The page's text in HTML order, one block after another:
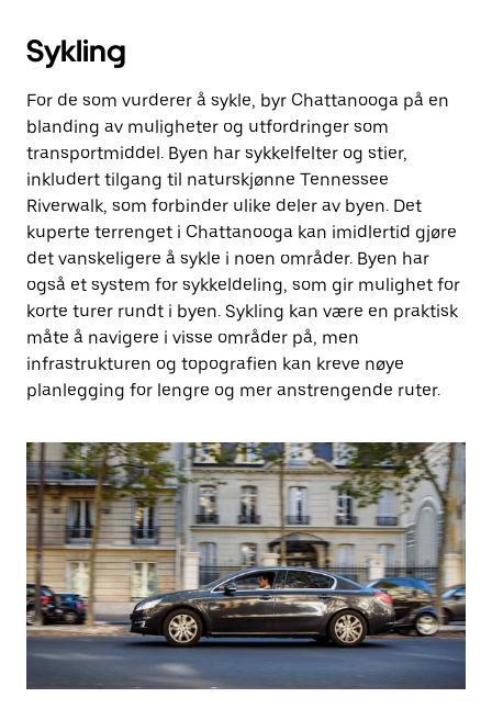
Sykling
For de som vurderer å sykle, byr Chattanooga på en
blanding av muligheter og utfordringer som
transportmiddel. Byen har sykkelfelter og stier,
inkludert tilgang til naturskjønne Tennessee
Riverwalk, som forbinder ulike deler av byen. Det
kuperte terrenget i Chattanooga kan imidlertid gjøre
det vanskeligere å sykle i noen områder. Byen har
også et system for sykkeldeling, som gir mulighet for
korte turer rundt i byen. Sykling kan være en praktisk
måte å navigere i visse områder på, men
infrastrukturen og topografien kan kreve nøye
planlegging for lengre og mer anstrengende ruter.